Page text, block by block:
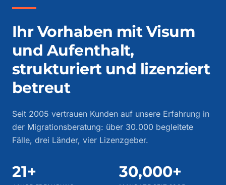
Ihr Vorhaben mit Visum
und Aufenthalt,
strukturiert und lizenziert
betreut
Seit 2005 vertrauen Kunden auf unsere Erfahrung in
der Migrationsberatung: über 30.000 begleitete
Fälle, drei Länder, vier Lizenzgeber.
21+ 30,000+